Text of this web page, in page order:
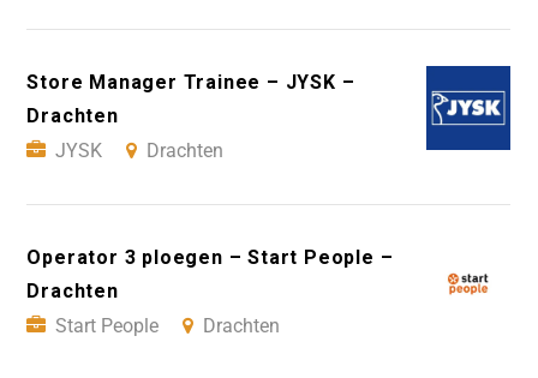
Store Manager Trainee – JYSK –
Drachten
JYSK
Drachten
Operator 3 ploegen – Start People –
Drachten
Start People
Drachten